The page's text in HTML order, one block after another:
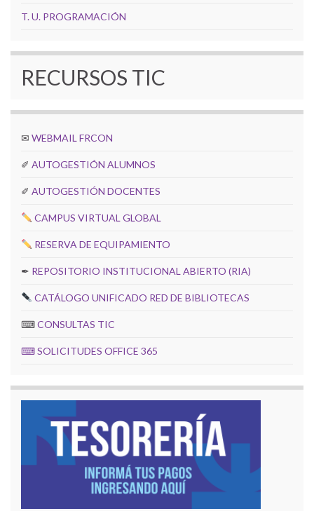
T. U. PROGRAMACIÓN
RECURSOS TIC
✉ WEBMAIL FRCON
✐ AUTOGESTIÓN ALUMNOS
✐ AUTOGESTIÓN DOCENTES
CAMPUS VIRTUAL GLOBAL
RESERVA DE EQUIPAMIENTO
✒ REPOSITORIO INSTITUCIONAL ABIERTO (RIA)
CATÁLOGO UNIFICADO RED DE BIBLIOTECAS
⌨CONSULTAS TIC
⌨SOLICITUDES OFFICE 365